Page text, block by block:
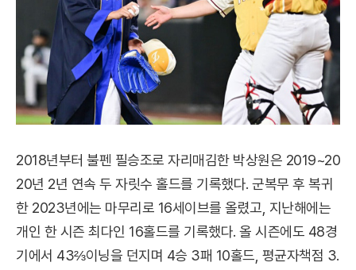
2018년부터 불펜 필승조로 자리매김한 박상원은 2019~20
20년 2년 연속 두 자릿수 홀드를 기록했다. 군복무 후 복귀
한 2023년에는 마무리로 16세이브를 올렸고, 지난해에는
개인 한 시즌 최다인 16홀드를 기록했다. 올 시즌에도 48경
기에서 43⅔이닝을 던지며 4승 3패 10홀드, 평균자책점 3.